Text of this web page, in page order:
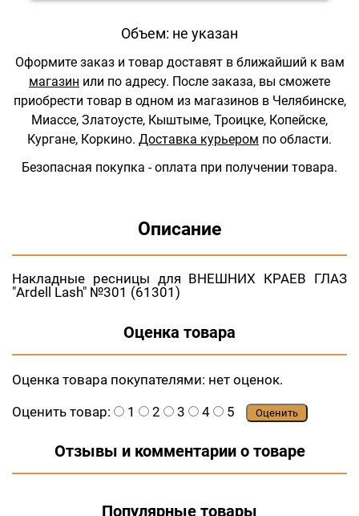
Объем: не указан
Оформите заказ и товар доставят в ближайший к вам
магазин или по адресу. После заказа, вы сможете
приобрести товар в одном из магазинов в Челябинске,
Миассе, Златоусте, Кыштыме, Троицке, Копейске,
Кургане, Коркино. Доставка курьером по области.
Безопасная покупка - оплата при получении товара.
Описание
Накладные ресницы для ВНЕШНИХ КРАЕВ ГЛАЗ
"Ardell Lash" №301 (61301)
Оценка товара
Оценка товара покупателями: нет оценок.
Оценить товар:
1 2 3 4 5 Оценить
Отзывы и комментарии о товаре
Популярные товары